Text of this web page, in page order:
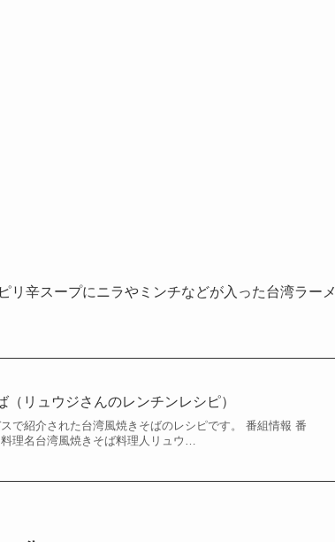
リ辛スープにニラやミンチなどが入った台湾ラーメ
（リュウジさんのレンチンレシピ）
で紹介された台湾風焼きそばのレシピです。 番組情報 番
理名台湾風焼きそば料理人リュウ…